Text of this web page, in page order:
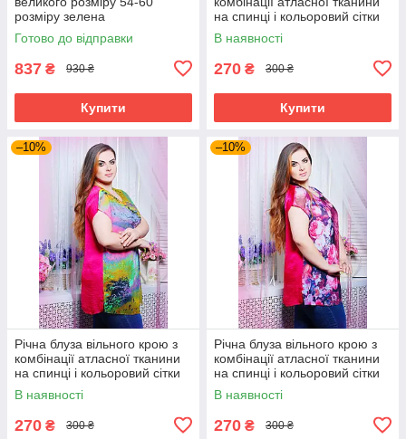
розміру зелена
Готово до відправки
837 ₴ 930 ₴
Купити
на спинці і кольоровий сітки
великого розміру 52-62
В наявності
270 ₴ 300 ₴
Купити
–10%
Річна блуза вільного крою з
комбінації атласної тканини
на спинці і кольоровий сітки
великого розміру 52-62
В наявності
270 ₴ 300 ₴
–10%
Річна блуза вільного крою з
комбінації атласної тканини
на спинці і кольоровий сітки
великого розміру 52-62
В наявності
270 ₴ 300 ₴